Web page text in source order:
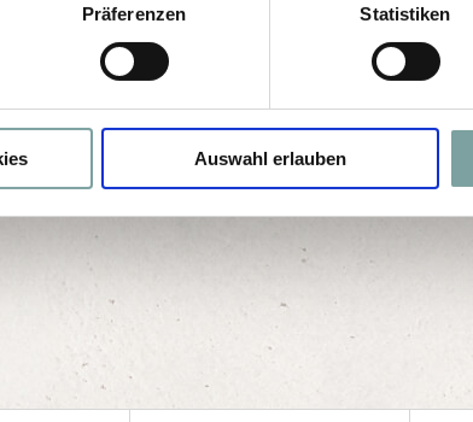
Präferenzen Statistiken
Auswahl erlauben